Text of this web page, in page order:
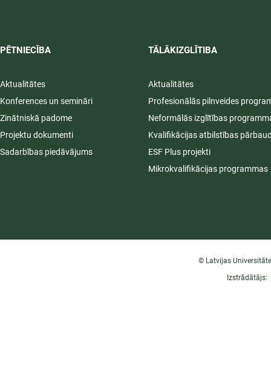
PĒTNIECĪBA
Aktualitātes
Konferences un semināri
Zinātniskā padome
Projektu dokumenti
Sadarbības piedāvājums
TĀLĀKIZGLĪTIBA
Aktualitātes
Profesionālās pilnveides
Neformālās izglītības
Kvalifikācijas atbilstības
ESF Plus projekti
Mikrokvalifikācijas programmas
© Latvijas
Izstrādātājs: